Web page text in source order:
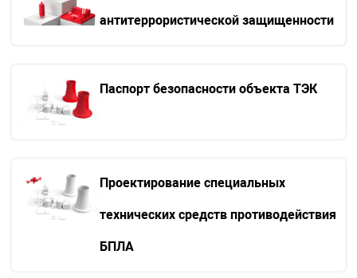
антитеррористической защищенности
Паспорт безопасности объекта ТЭК
Проектирование специальных
технических средств противодействия
БПЛА